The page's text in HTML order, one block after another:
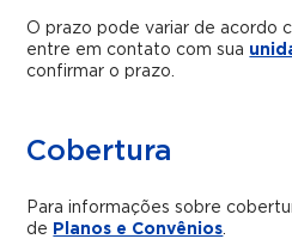
O prazo pode variar de acordo
entre em contato com sua
confirmar o prazo.
Cobertura
Para informações sobre
de Planos e Convênios